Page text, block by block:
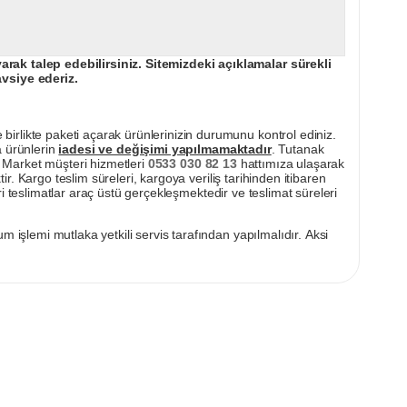
talep edebilirsiniz. Sitemizdeki açıklamalar sürekli
ederiz.
paketi açarak ürünlerinizin durumunu kontrol ediniz.
ürünlerin iadesi ve değişimi yapılmamaktadır. Tutanak
Market müşteri hizmetleri 0533 030 82 13hattımıza ulaşarak
Kargo teslim süreleri, kargoya veriliş tarihinden itibaren
teslimatlar araç üstü gerçekleşmektedir ve teslimat süreleri
işlemi mutlaka yetkili servis tarafından yapılmalıdır. Aksi